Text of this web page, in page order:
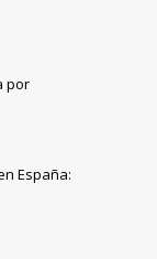
por
España: